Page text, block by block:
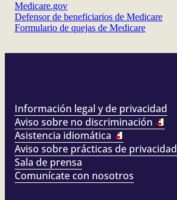
Medicare.gov
Defensor de beneficiarios de Medicare
Formulario de quejas de Medicare
Información legal y de privacidad
Aviso sobre no discriminación
Asistencia idiomática
Aviso sobre prácticas de privacidad
Sala de prensa
Comunícate con nosotros